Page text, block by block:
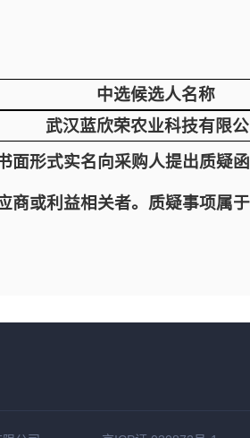
中选候选人名称
武汉蓝欣荣农业科技有限公
形式实名向采购人提出质疑函
商或利益相关者。质疑事项属